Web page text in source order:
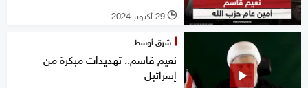
l 29 أكتوبر 2024
شرق أوسط
نعيم قاسم.. تهديدات مبكرة من
إسرائيل